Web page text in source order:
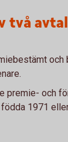
två avtal
och
premie- och
1971